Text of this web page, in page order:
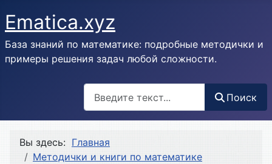
Ematica.xyz
База знаний по математике: подробные методички и
примеры решения задач любой сложности.
Поиск
Вы здесь: Главная
Методички и книги по математике